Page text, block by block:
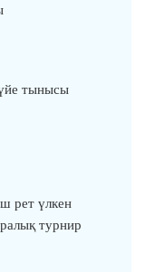
тынысы
рет үлкен
турнир